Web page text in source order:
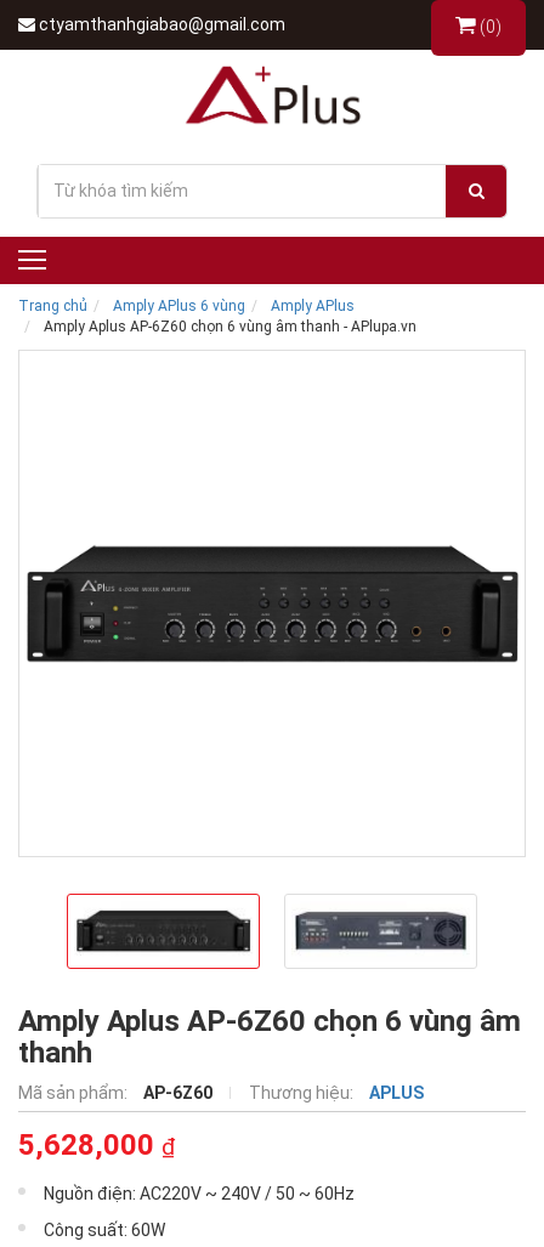
ctyamthanhgiabao@gmail.com (0)
Trang chủ Amply APlus 6 vùng
Amply APlus
Amply Aplus AP-6Z60 chọn 6 vùng âm thanh - APlupa.vn
Amply Aplus AP-6Z60 chọn 6 vùng âm
thanh
Mã sản phẩm: AP-6Z60 Thương hiệu: APLUS
5,628,000 ₫
Nguồn điện: AC220V ~ 240V / 50 ~ 60Hz
Công suất: 60W